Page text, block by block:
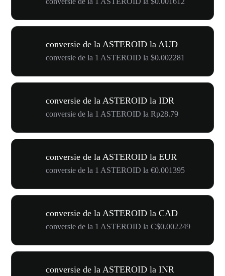
conversie de la ASTEROID la AUD
conversie de la 1 ASTEROID la $0.002281
conversie de la ASTEROID la IDR
conversie de la 1 ASTEROID la Rp28.79
conversie de la ASTEROID la EUR
conversie de la 1 ASTEROID la €0.001395
conversie de la ASTEROID la CAD
conversie de la 1 ASTEROID la C$0.002249
conversie de la ASTEROID la INR